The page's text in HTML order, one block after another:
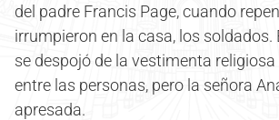
del padre Francis Page, cuando
irrumpieron en la casa, los soldados.
se despojó de la vestimenta
entre las personas, pero la señora
apresada.